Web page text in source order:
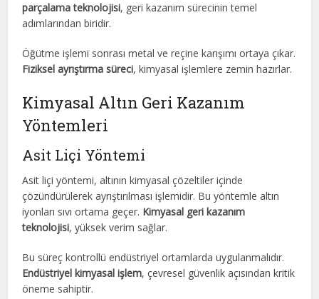
parçalama teknolojisi, geri kazanım sürecinin temel
adımlarından biridir.
Öğütme işlemi sonrası metal ve reçine karışımı ortaya çıkar.
Fiziksel ayrıştırma süreci, kimyasal işlemlere zemin hazırlar.
Kimyasal Altın Geri Kazanım
Yöntemleri
Asit Liçi Yöntemi
Asit liçi yöntemi, altının kimyasal çözeltiler içinde
çözündürülerek ayrıştırılması işlemidir. Bu yöntemle altın
iyonları sıvı ortama geçer. Kimyasal geri kazanım
teknolojisi, yüksek verim sağlar.
Bu süreç kontrollü endüstriyel ortamlarda uygulanmalıdır.
Endüstriyel kimyasal işlem, çevresel güvenlik açısından kritik
öneme sahiptir.